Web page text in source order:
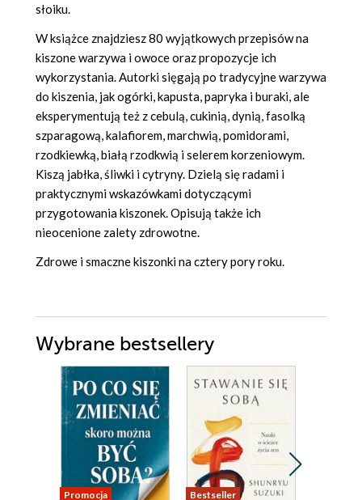
słoiku.
W książce znajdziesz 80 wyjątkowych przepisów na
kiszone warzywa i owoce oraz propozycje ich
wykorzystania. Autorki sięgają po tradycyjne warzywa
do kiszenia, jak ogórki, kapusta, papryka i buraki, ale
eksperymentują też z cebulą, cukinią, dynią, fasolką
szparagową, kalafiorem, marchwią, pomidorami,
rzodkiewką, białą rzodkwią i selerem korzeniowym.
Kiszą jabłka, śliwki i cytryny. Dzielą się radami i
praktycznymi wskazówkami dotyczącymi
przygotowania kiszonek. Opisują także ich
nieocenione zalety zdrowotne.
Zdrowe i smaczne kiszonki na cztery pory roku.
Wybrane bestsellery
Promocja
Bestseller